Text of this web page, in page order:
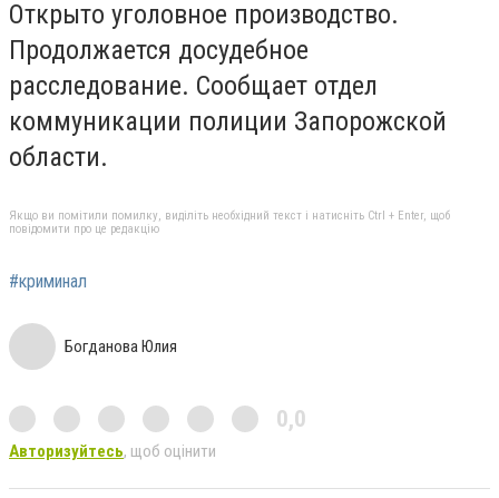
Открыто уголовное производство.
Продолжается досудебное
расследование. Сообщает отдел
коммуникации полиции Запорожской
области.
Якщо ви помітили помилку, виділіть необхідний текст і натисніть Ctrl + Enter, щоб
повідомити про це редакцію
#криминал
Богданова Юлия
0,0
Авторизуйтесь, щоб оцінити